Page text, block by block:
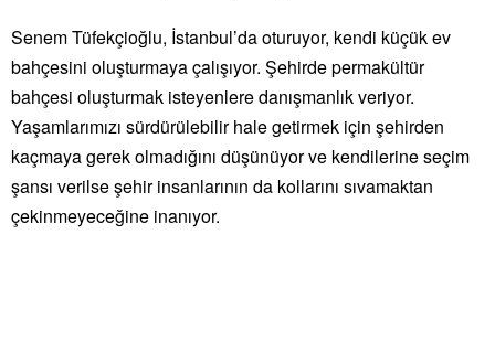
Senem Tüfekçioğlu, İstanbul’da oturuyor, kendi küçük ev
bahçesini oluşturmaya çalışıyor. Şehirde permakültür
bahçesi oluşturmak isteyenlere danışmanlık veriyor.
Yaşamlarımızı sürdürülebilir hale getirmek için şehirden
kaçmaya gerek olmadığını düşünüyor ve kendilerine seçim
şansı verilse şehir insanlarının da kollarını sıvamaktan
çekinmeyeceğine inanıyor.